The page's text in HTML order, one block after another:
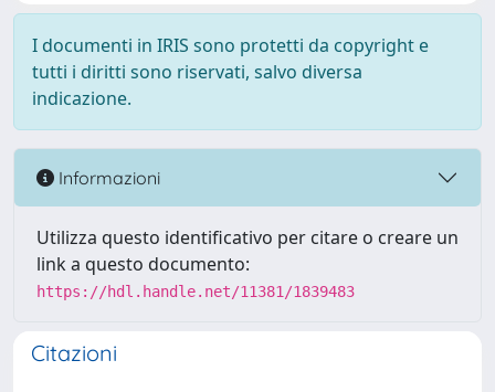
I documenti in IRIS sono protetti da copyright e
tutti i diritti sono riservati, salvo diversa
indicazione.
Informazioni
Utilizza questo identificativo per citare o creare un
link a questo documento:
https://hdl.handle.net/11381/1839483
Citazioni